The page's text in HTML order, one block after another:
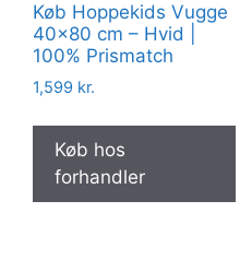
Køb Hoppekids Vugge
40×80 cm – Hvid |
100% Prismatch
1,599 kr.
Køb hos
forhandler